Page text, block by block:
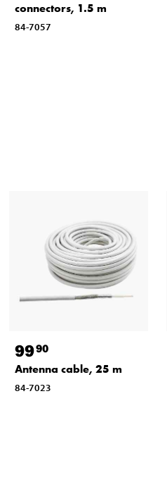
connectors, 1.5 m
84-7057
9990
Antenna cable, 25 m
84-7023